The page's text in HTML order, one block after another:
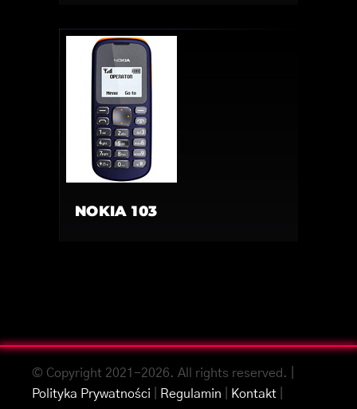
NOKIA 103
© Copyright 2021-2026. All rights reserved. |
Polityka Prywatności
Regulamin Kontakt